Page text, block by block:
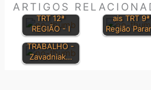
ARTIGOS
SUMULAS
TRT 12ª
REGIÃO - I
ais TRT 9ª
Região
CONSOLIDAÇ
ÃO DAS LEIS
DO
TRABALHO -
Zavadniak…